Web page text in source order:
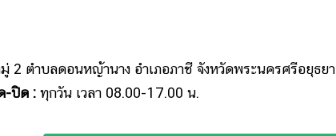
2 ตำบลดอนหญ้านาง อำเภอภาชี จังหวัดพระนครศรีอยุธยา
-ปิด : ทุกวัน เวลา 08.00-17.00 น.